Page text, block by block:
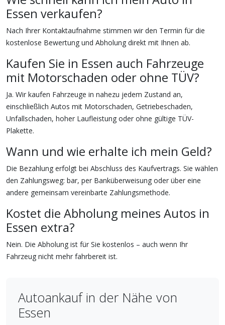
Essen verkaufen?
Nach Ihrer Kontaktaufnahme stimmen wir den Termin für die
kostenlose Bewertung und Abholung direkt mit Ihnen ab.
Kaufen Sie in Essen auch Fahrzeuge
mit Motorschaden oder ohne TÜV?
Ja. Wir kaufen Fahrzeuge in nahezu jedem Zustand an,
einschließlich Autos mit Motorschaden, Getriebeschaden,
Unfallschaden, hoher Laufleistung oder ohne gültige TÜV-
Plakette.
Wann und wie erhalte ich mein Geld?
Die Bezahlung erfolgt bei Abschluss des Kaufvertrags. Sie wählen
den Zahlungsweg: bar, per Banküberweisung oder über eine
andere gemeinsam vereinbarte Zahlungsmethode.
Kostet die Abholung meines Autos in
Essen extra?
Nein. Die Abholung ist für Sie kostenlos – auch wenn Ihr
Fahrzeug nicht mehr fahrbereit ist.
Autoankauf in der Nähe von
Essen